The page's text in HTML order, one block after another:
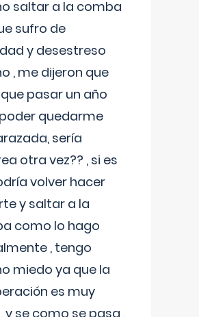
saltar a la comba
sufro de
y desestreso
, me dijeron que
pasar un año
quedarme
sería
otra vez?? , si es
volver hacer
y saltar a la
como lo hago
, tengo
miedo ya que la
es muy
y se como se pasa ,